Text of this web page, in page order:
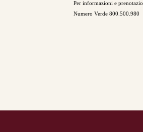
Per informazioni e
Numero Verde 800.500.980